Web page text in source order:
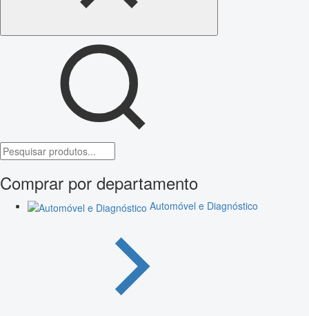
Comprar por departamento
Automóvel e Diagnóstico